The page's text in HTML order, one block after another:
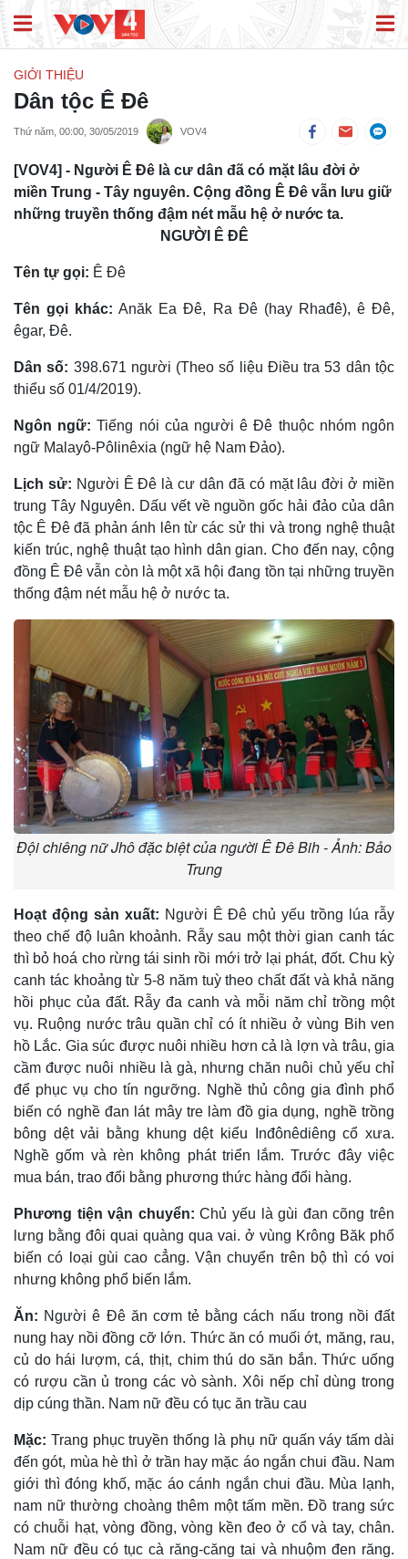
GIỚI THIỆU
Dân tộc Ê Đê
Thứ năm, 00:00, 30/05/2019 VOV4
[VOV4] - Người Ê Ðê là cư dân đã có mặt lâu đời ở
miền Trung - Tây nguyên. Cộng đồng Ê Ðê vẫn lưu giữ
những truyền thống đậm nét mẫu hệ ở nước ta.
NGƯỜI Ê ĐÊ
Tên tự gọi: Ê Đê
Tên gọi khác: Anăk Ea Ðê, Ra Ðê (hay Rhađê), ê Ðê,
êgar, Ðê.
Dân số: 398.671 người (Theo số liệu Điều tra 53 dân tộc
thiểu số 01/4/2019).
Ngôn ngữ:Tiếng nói của người ê Ðê thuộc nhóm ngôn
ngữ Malayô-Pôlinêxia (ngữ hệ Nam Ðảo).
Lịch sử: Người Ê Ðê là cư dân đã có mặt lâu đời ở miền
trung Tây Nguyên. Dấu vết về nguồn gốc hải đảo của dân
tộc Ê Ðê đã phản ánh lên từ các sử thi và trong nghệ thuật
kiến trúc, nghệ thuật tạo hình dân gian. Cho đến nay, cộng
đồng Ê Ðê vẫn còn là một xã hội đang tồn tại những truyền
thống đậm nét mẫu hệ ở nước ta.
Đội chiêng nữ Jhô đặc biệt của người Ê Đê Bih - Ảnh: Bảo
Trung
Hoạt động sản xuất: Người Ê Ðê chủ yếu trồng lúa rẫy
theo chế độ luân khoảnh. Rẫy sau một thời gian canh tác
thì bỏ hoá cho rừng tái sinh rồi mới trở lại phát, đốt. Chu kỳ
canh tác khoảng từ 5-8 năm tuỳ theo chất đất và khả năng
hồi phục của đất. Rẫy đa canh và mỗi năm chỉ trồng một
vụ. Ruộng nước trâu quần chỉ có ít nhiều ở vùng Bih ven
hồ Lắc. Gia súc được nuôi nhiều hơn cả là lợn và trâu, gia
cầm được nuôi nhiều là gà, nhưng chăn nuôi chủ yếu chỉ
để phục vụ cho tín ngưỡng. Nghề thủ công gia đình phổ
biến có nghề đan lát mây tre làm đồ gia dụng, nghề trồng
bông dệt vải bằng khung dệt kiểu Inđônêdiêng cổ xưa.
Nghề gốm và rèn không phát triển lắm. Trước đây việc
mua bán, trao đổi bằng phương thức hàng đổi hàng.
Phương tiện vận chuyển:Chủ yếu là gùi đan cõng trên
lưng bằng đôi quai quàng qua vai. ở vùng Krông Băk phổ
biến có loại gùi cao cẳng. Vận chuyển trên bộ thì có voi
nhưng không phổ biến lắm.
Ăn: Người ê Ðê ăn cơm tẻ bằng cách nấu trong nồi đất
nung hay nồi đồng cỡ lớn. Thức ăn có muối ớt, măng, rau,
củ do hái lượm, cá, thịt, chim thú do săn bắn. Thức uống
có rượu cần ủ trong các vò sành. Xôi nếp chỉ dùng trong
dịp cúng thần. Nam nữ đều có tục ăn trầu cau
Mặc: Trang phục truyền thống là phụ nữ quấn váy tấm dài
đến gót, mùa hè thì ở trần hay mặc áo ngắn chui đầu. Nam
giới thì đóng khố, mặc áo cánh ngắn chui đầu. Mùa lạnh,
nam nữ thường choàng thêm một tấm mền. Ðồ trang sức
có chuỗi hạt, vòng đồng, vòng kền đeo ở cổ và tay, chân.
Nam nữ đều có tục cà răng-căng tai và nhuộm đen răng.